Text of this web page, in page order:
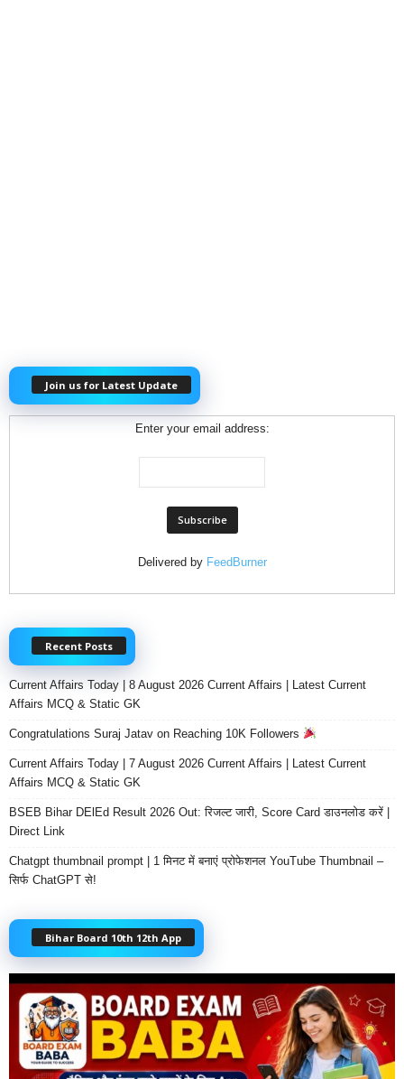
Join us for Latest Update
Enter your email address:
Delivered by FeedBurner
Recent Posts
Current Affairs Today | 8 August 2026 Current Affairs | Latest Current
Affairs MCQ & Static GK
Congratulations Suraj Jatav on Reaching 10K Followers
Current Affairs Today | 7 August 2026 Current Affairs | Latest Current
Affairs MCQ & Static GK
BSEB Bihar DElEd Result 2026 Out: रिजल्ट जारी, Score Card डाउनलोड करें |
Direct Link
Chatgpt thumbnail prompt | 1 मिनट में बनाएं प्रोफेशनल YouTube Thumbnail –
सिर्फ ChatGPT से!
Bihar Board 10th 12th App